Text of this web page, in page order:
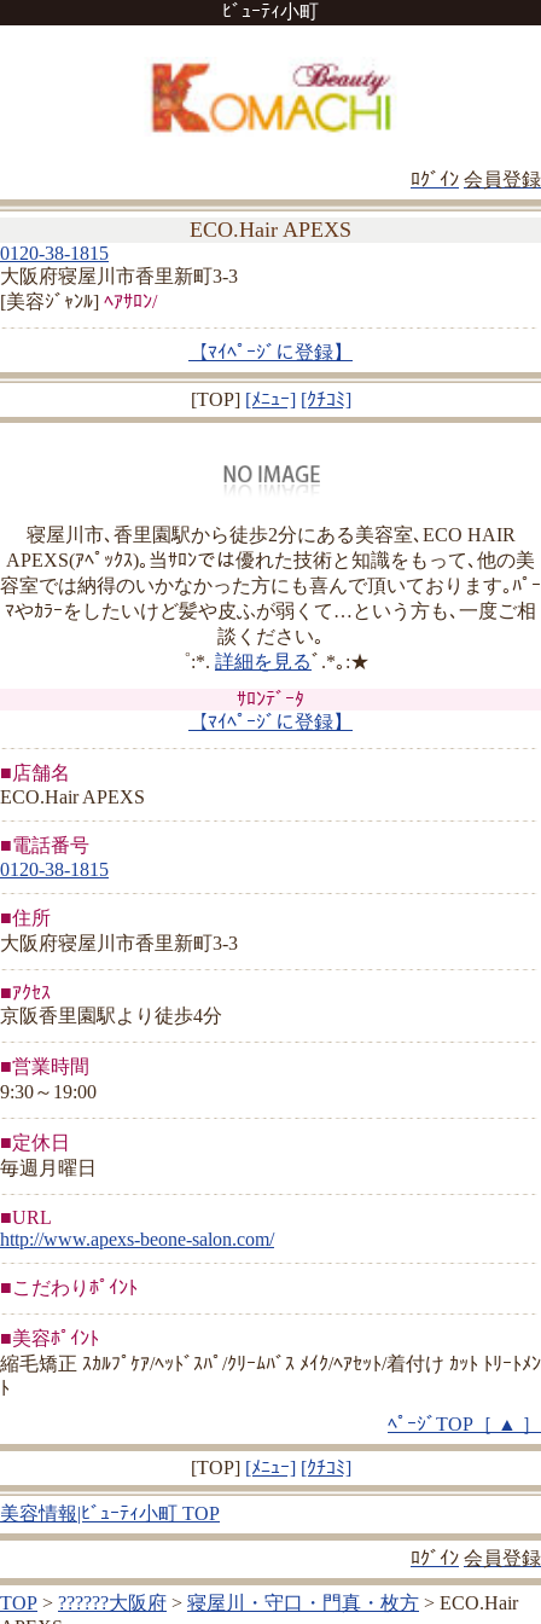
ﾋﾞｭｰﾃｨ小町
ﾛｸﾞｲﾝ 会員登録
ECO.Hair APEXS
0120-38-1815
大阪府寝屋川市香里新町3-3
[美容ｼﾞｬﾝﾙ] ﾍｱｻﾛﾝ/
【ﾏｲﾍﾟｰｼﾞに登録】
[TOP] [ﾒﾆｭｰ] [ｸﾁｺﾐ]
寝屋川市､香里園駅から徒歩2分にある美容室､ECO HAIR
APEXS(ｱﾍﾟｯｸｽ)｡当ｻﾛﾝでは優れた技術と知識をもって､他の美
容室では納得のいかなかった方にも喜んで頂いております｡ﾊﾟｰ
ﾏやｶﾗｰをしたいけど髪や皮ふが弱くて…という方も､一度ご相
談ください｡
゜:*. 詳細を見るﾞ.*｡:★
ｻﾛﾝﾃﾞｰﾀ
【ﾏｲﾍﾟｰｼﾞに登録】
■店舗名
ECO.Hair APEXS
■電話番号
0120-38-1815
■住所
大阪府寝屋川市香里新町3-3
■ｱｸｾｽ
京阪香里園駅より徒歩4分
■営業時間
9:30～19:00
■定休日
毎週月曜日
■URL
http://www.apexs-beone-salon.com/
■こだわりﾎﾟｲﾝﾄ
■美容ﾎﾟｲﾝﾄ
縮毛矯正 ｽｶﾙﾌﾟｹｱ/ﾍｯﾄﾞｽﾊﾟ/ｸﾘｰﾑﾊﾞｽ ﾒｲｸ/ﾍｱｾｯﾄ/着付け ｶｯﾄ ﾄﾘｰﾄﾒﾝ
ﾄ
ﾍﾟｰｼﾞTOP［ ▲ ］
[TOP] [ﾒﾆｭｰ] [ｸﾁｺﾐ]
美容情報|ﾋﾞｭｰﾃｨ小町 TOP
ﾛｸﾞｲﾝ 会員登録
TOP > ??????大阪府 > 寝屋川・守口・門真・枚方 > ECO.Hair